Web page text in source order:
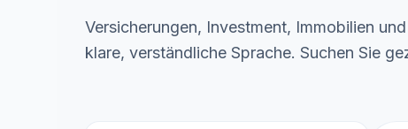
Versicherungen, Investment, Immobilien
klare, verständliche Sprache. Suchen Sie